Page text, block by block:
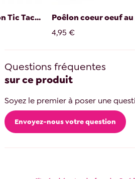
Tic Tac...
Poêlon coeur oeuf
4,95 €
Questions fréquentes
sur ce produit
Soyez le premier à poser une
Envoyez-nous votre question